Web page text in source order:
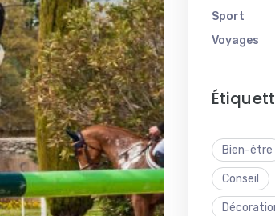
Sport
Voyages
Bien-être
Conseil